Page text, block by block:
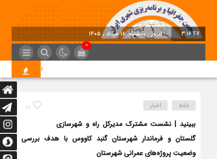
3:16:47 امروز : یکشنبه, ۱۸ مرداد , ۱۴۰۵
0
اتخاذ تصمیمات
21 خانه اخبار
ببینید | نشست مشترک مدیرکل راه و شهرسازی
گلستان و فرماندار شهرستان گنبد کاووس با هدف بررسی
وضعیت پروژه‌های عمرانی شهرستان